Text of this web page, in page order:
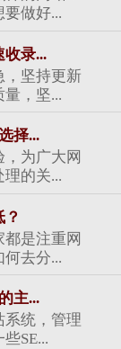
做好...
收录...
，坚持更新
，坚...
择...
为广大网
的关...
是注重网
去分...
主...
系统，管理
SE...